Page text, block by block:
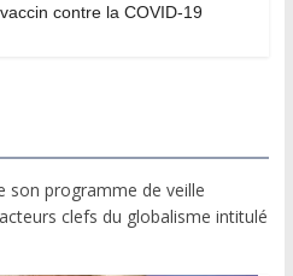
contre la COVID-19
son programme de veille
clefs du globalisme intitulé